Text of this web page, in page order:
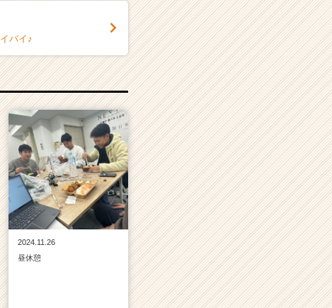
バイ♪
2024.11.26
昼休憩